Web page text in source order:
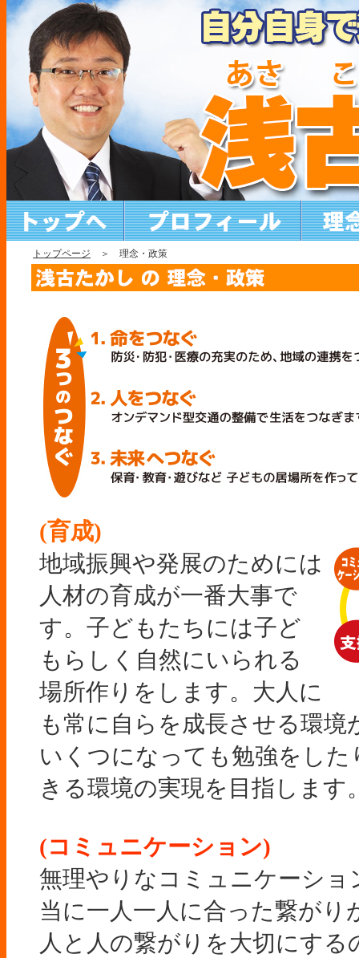
トップページ ＞ 理念・政策
(育成)
地域振興や発展のためには
人材の育成が一番大事で
す。子どもたちには子ど
もらしく自然にいられる
場所作りをします。大人に
も常に自らを成長させる環境
いくつになっても勉強をした
きる環境の実現を目指します
(コミュニケーション)
無理やりなコミュニケーショ
当に一人一人に合った繋がり
人と人の繋がりを大切にす